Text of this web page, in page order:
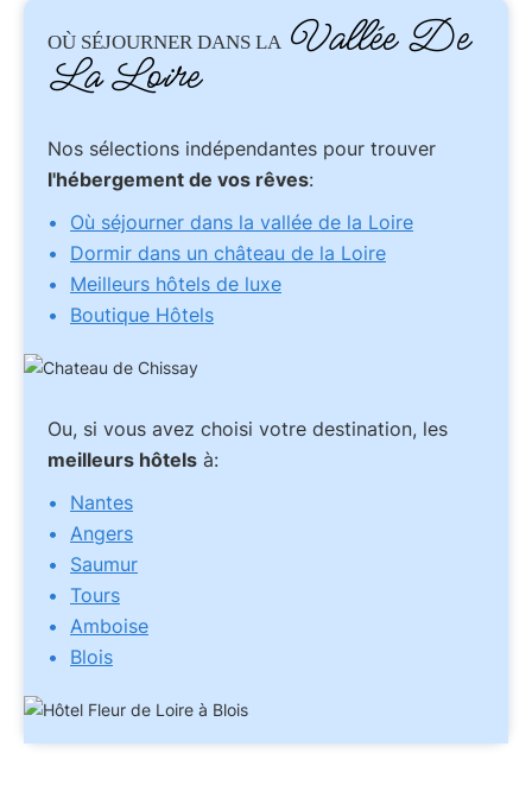
OÙ SÉJOURNER DANS LA Vallée De
La Loire
Nos sélections indépendantes pour trouver
l'hébergement de vos rêves:
Où séjourner dans la vallée de la Loire
Dormir dans un château de la Loire
Meilleurs hôtels de luxe
Boutique Hôtels
Ou, si vous avez choisi votre destination, les
meilleurs hôtels à:
Nantes
Angers
Saumur
Tours
Amboise
Blois